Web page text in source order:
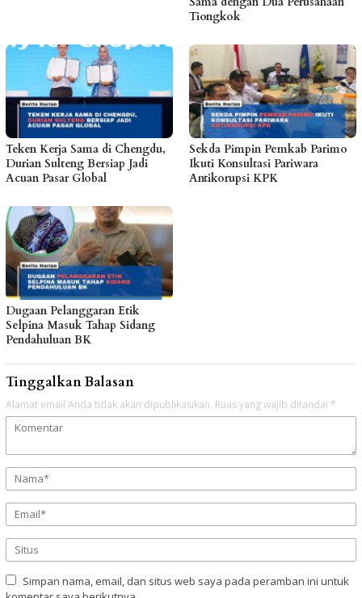
Tiongkok
Teken Kerja Sama di Chengdu,
Durian Sulteng Bersiap Jadi
Acuan Pasar Global
Sekda Pimpin Pemkab Parimo
Ikuti Konsultasi Pariwara
Antikorupsi KPK
Dugaan Pelanggaran Etik
Selpina Masuk Tahap Sidang
Pendahuluan BK
Tinggalkan Balasan
Alamat email Anda tidak akan dipublikasikan. Ruas yang wajib ditandai *
Simpan nama, email, dan situs web saya pada peramban ini untuk